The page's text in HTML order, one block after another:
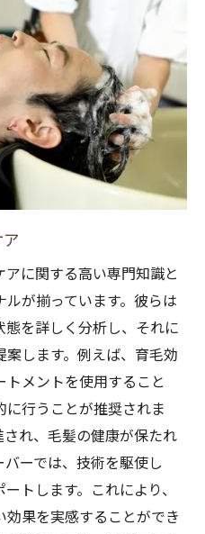
に関する高い専門知識と
が揃っています。彼らは
態を詳しく分析し、それに
します。例えば、育毛効
メントを使用すること
行うことが推奨されま
れ、毛髪の健康が保たれ
ーでは、技術を駆使し
トします。これにより、
効果を実感することができ